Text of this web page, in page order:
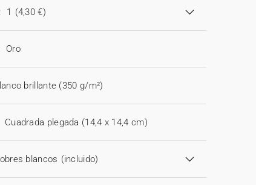
1 (4,30 €)
Oro
brillante (350 g/m²)
Cuadrada plegada (14,4 x 14,4 cm)
blancos (incluido)